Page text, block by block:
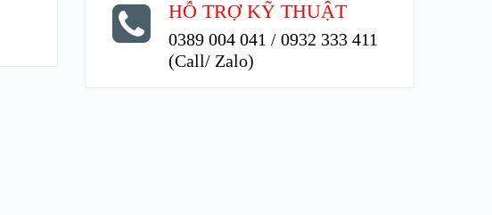
HỖ TRỢ KỸ THUẬT
0389 004 041 / 0932 333 411
(Call/ Zalo)